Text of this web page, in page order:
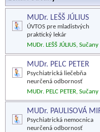
MUDr. LEŠŠ JÚLIUS
ÚVTOS pre mladistvých
praktický lekár
MUDr. LEŠŠ JÚLIUS, Sučany
MUDr. PELC PETER
Psychiatrická liečebňa
neurčená odbornosť
MUDr. PELC PETER, Sučany
MUDr. PAULISOVÁ
Psychiatrická nemocnica
neurčená odbornosť